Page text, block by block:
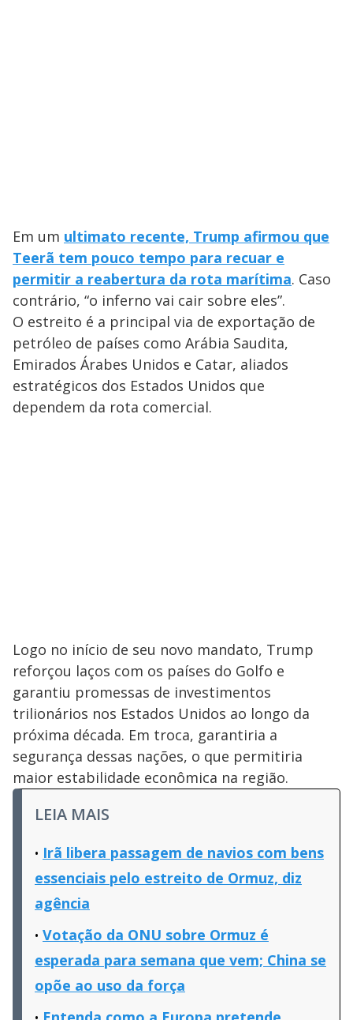
Em um ultimato recente, Trump afirmou que
Teerã tem pouco tempo para recuar e
permitir a reabertura da rota marítima. Caso
contrário, “o inferno vai cair sobre eles”.
O estreito é a principal via de exportação de
petróleo de países como Arábia Saudita,
Emirados Árabes Unidos e Catar, aliados
estratégicos dos Estados Unidos que
dependem da rota comercial.
Logo no início de seu novo mandato, Trump
reforçou laços com os países do Golfo e
garantiu promessas de investimentos
trilionários nos Estados Unidos ao longo da
próxima década. Em troca, garantiria a
segurança dessas nações, o que permitiria
maior estabilidade econômica na região.
LEIA MAIS
Irã libera passagem de navios com bens
essenciais pelo estreito de Ormuz, diz
agência
Votação da ONU sobre Ormuz é
esperada para semana que vem; China se
opõe ao uso da força